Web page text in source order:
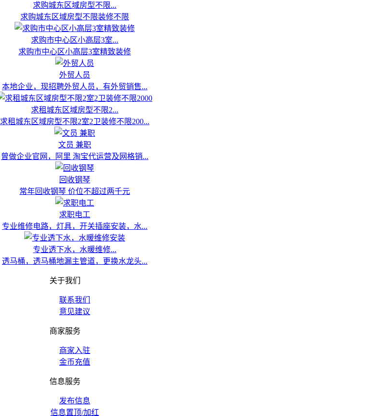
求购城东区域房型不限...
求购城东区域房型不限装修不限
求购市中心区小高层3室...
求购市中心区小高层3室精致装修
外贸人员
本地企业，现招聘外贸人员，有外贸销售...
求租城东区域房型不限2...
求租城东区域房型不限2室2卫装修不限200...
文员 兼职
曾做企业官网，阿里 淘宝代运营及网格销...
回收钢琴
常年回收钢琴 价位不超过两千元
求职电工
专业维修电路，灯具，开关插座安装，水...
专业透下水，水暖维修...
透马桶，透马桶地漏主管道，更换水龙头...
关于我们
联系我们
意见建议
商家服务
商家入驻
金币充值
信息服务
发布信息
信息置顶/加红